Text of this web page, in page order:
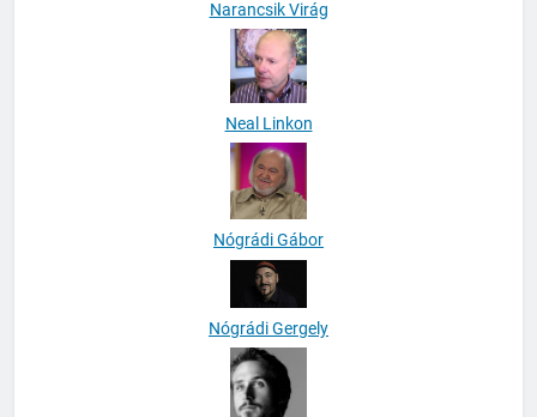
Narancsik Virág
Neal Linkon
Nógrádi Gábor
Nógrádi Gergely